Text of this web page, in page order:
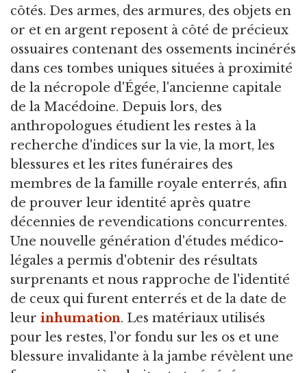
côtés. Des armes, des armures, des objets en
or et en argent reposent à côté de précieux
ossuaires contenant des ossements incinérés
dans ces tombes uniques situées à proximité
de la nécropole d'Égée, l'ancienne capitale
de la Macédoine. Depuis lors, des
anthropologues étudient les restes à la
recherche d'indices sur la vie, la mort, les
blessures et les rites funéraires des
membres de la famille royale enterrés, afin
de prouver leur identité après quatre
décennies de revendications concurrentes.
Une nouvelle génération d'études médico-
légales a permis d'obtenir des résultats
surprenants et nous rapproche de l'identité
de ceux qui furent enterrés et de la date de
leur inhumation. Les matériaux utilisés
pour les restes, l'or fondu sur les os et une
blessure invalidante à la jambe révèlent une